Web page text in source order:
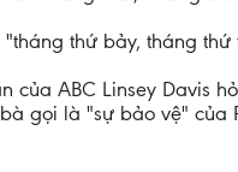
thứ bảy, tháng
của ABC Linsey Davis
gọi là "sự bảo vệ"